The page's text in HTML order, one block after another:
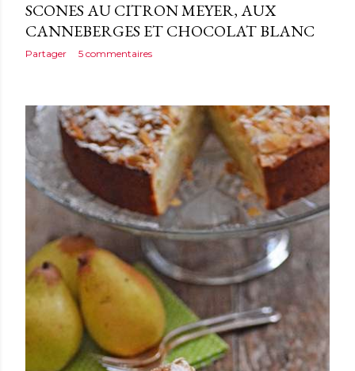
SCONES AU CITRON MEYER, AUX
CANNEBERGES ET CHOCOLAT BLANC
Partager 5 commentaires